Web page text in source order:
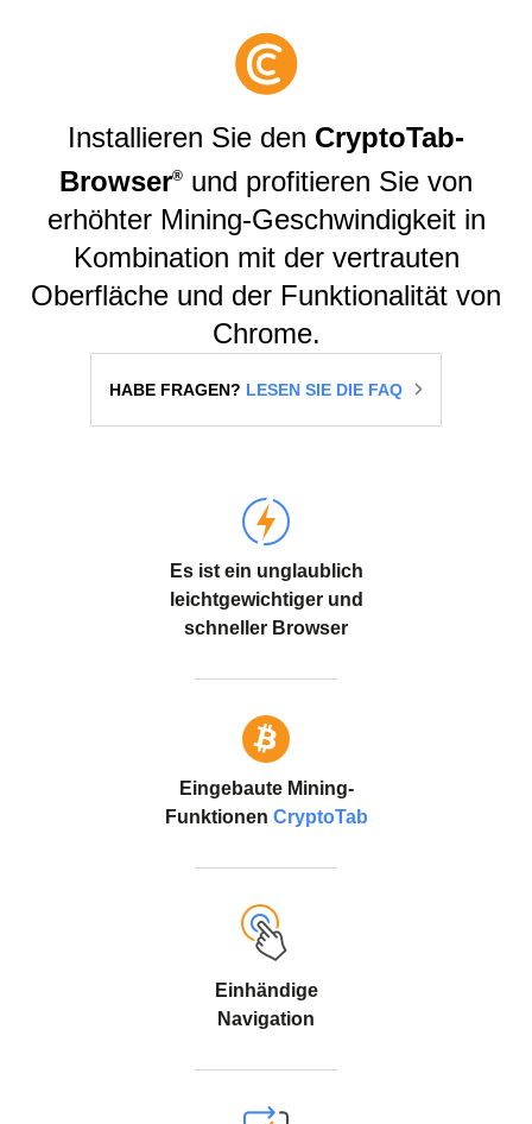
Installieren Sie den CryptoTab-
Browser®️ und profitieren Sie von
erhöhter Mining-Geschwindigkeit in
Kombination mit der vertrauten
Oberfläche und der Funktionalität von
Chrome.
HABE FRAGEN? LESEN SIE DIE FAQ
Es ist ein unglaublich
leichtgewichtiger und
schneller Browser
Eingebaute Mining-
Funktionen CryptoTab
Einhändige
Navigation